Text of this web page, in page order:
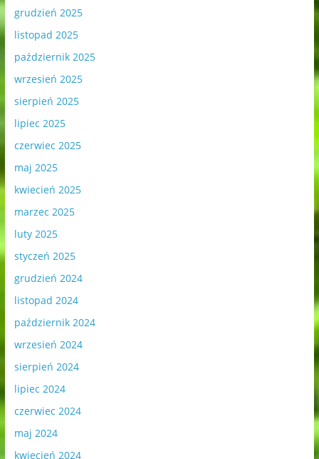
grudzień 2025
listopad 2025
październik 2025
wrzesień 2025
sierpień 2025
lipiec 2025
czerwiec 2025
maj 2025
kwiecień 2025
marzec 2025
luty 2025
styczeń 2025
grudzień 2024
listopad 2024
październik 2024
wrzesień 2024
sierpień 2024
lipiec 2024
czerwiec 2024
maj 2024
kwiecień 2024